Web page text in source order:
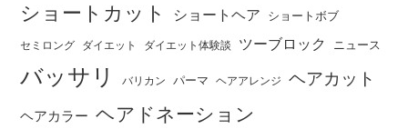
ショートカット ショートヘア ショートボブ
セミロング ダイエット ダイエット体験談 ツーブロック ニュース
バッサリ バリカン パーマ ヘアアレンジ ヘアカット
ヘアカラー ヘアドネーション